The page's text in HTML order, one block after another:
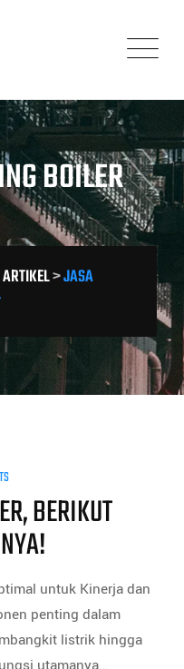
BOILER
ARTIKEL>JASA
BERIKUT
untuk Kinerja dan
penting dalam
listrik hingga